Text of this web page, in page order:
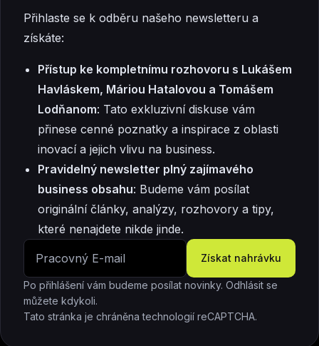
Přihlaste se k odběru našeho newsletteru a
získáte:
Přístup ke kompletnímu rozhovoru s Lukášem
Havláskem, Máriou Hatalovou a Tomášem
Lodňanom: Tato exkluzivní diskuse vám
přinese cenné poznatky a inspirace z oblasti
inovací a jejich vlivu na business.
Pravidelný newsletter plný zajímavého
business obsahu: Budeme vám posílat
originální články, analýzy, rozhovory a tipy,
které nenajdete nikde jinde.
Získat nahrávku
Po přihlášení vám budeme posílat novinky. Odhlásit se
můžete kdykoli.
Tato stránka je chráněna technologií reCAPTCHA.